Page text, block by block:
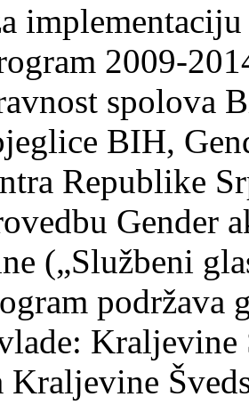
2009-
spolova
BIH,
Republike
Gender
(„Službeni
podržava
Kraljevine
Kraljevine